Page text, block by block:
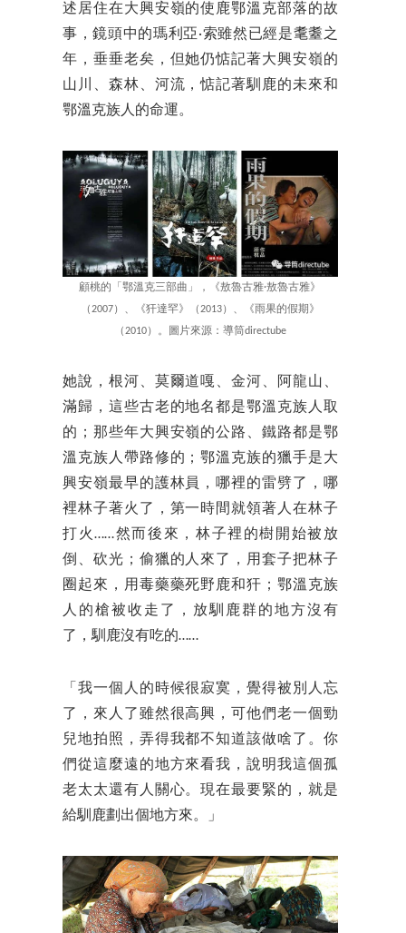
述居住在大興安嶺的使鹿鄂溫克部落的故
事，鏡頭中的瑪利亞·索雖然已經是耄耋之
年，垂垂老矣，但她仍惦記著大興安嶺的
山川、森林、河流，惦記著馴鹿的未來和
鄂溫克族人的命運。
顧桃的「鄂溫克三部曲」，《敖魯古雅·敖魯古雅》
（2007）、《犴達罕》（2013）、《雨果的假期》
（2010）。圖片來源：導筒directube
她說，根河、莫爾道嘎、金河、阿龍山、
滿歸，這些古老的地名都是鄂溫克族人取
的；那些年大興安嶺的公路、鐵路都是鄂
溫克族人帶路修的；鄂溫克族的獵手是大
興安嶺最早的護林員，哪裡的雷劈了，哪
裡林子著火了，第一時間就領著人在林子
打火……然而後來，林子裡的樹開始被放
倒、砍光；偷獵的人來了，用套子把林子
圈起來，用毒藥藥死野鹿和犴；鄂溫克族
人的槍被收走了，放馴鹿群的地方沒有
了，馴鹿沒有吃的……
「我一個人的時候很寂寞，覺得被別人忘
了，來人了雖然很高興，可他們老一個勁
兒地拍照，弄得我都不知道該做啥了。你
們從這麼遠的地方來看我，說明我這個孤
老太太還有人關心。現在最要緊的，就是
給馴鹿劃出個地方來。」